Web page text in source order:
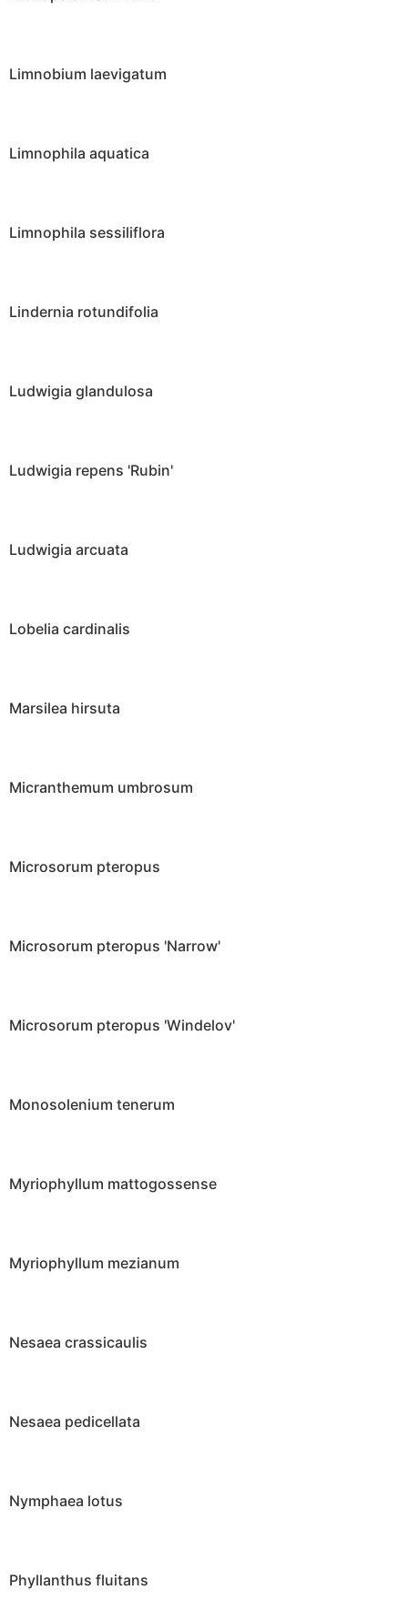
Limnobium laevigatum
Limnophila aquatica
Limnophila sessiliflora
Lindernia rotundifolia
Ludwigia glandulosa
Ludwigia repens 'Rubin'
Ludwigia arcuata
Lobelia cardinalis
Marsilea hirsuta
Micranthemum umbrosum
Microsorum pteropus
Microsorum pteropus 'Narrow'
Microsorum pteropus 'Windelov'
Monosolenium tenerum
Myriophyllum mattogossense
Myriophyllum mezianum
Nesaea crassicaulis
Nesaea pedicellata
Nymphaea lotus
Phyllanthus fluitans